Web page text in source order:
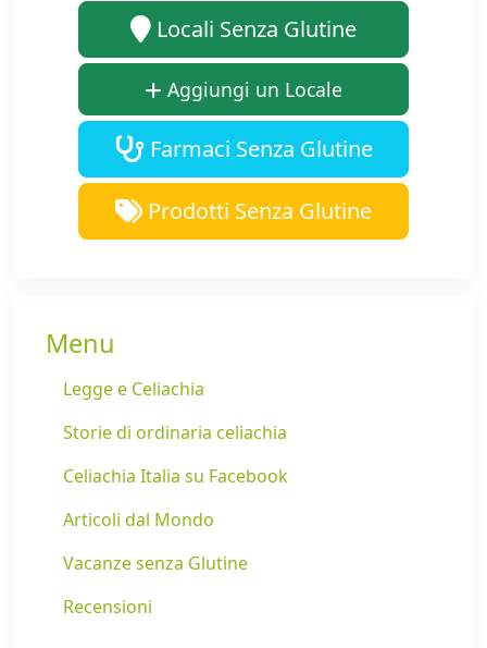
Locali Senza Glutine
Aggiungi un Locale
Farmaci Senza Glutine
Prodotti Senza Glutine
Menu
Legge e Celiachia
Storie di ordinaria celiachia
Celiachia Italia su Facebook
Articoli dal Mondo
Vacanze senza Glutine
Recensioni